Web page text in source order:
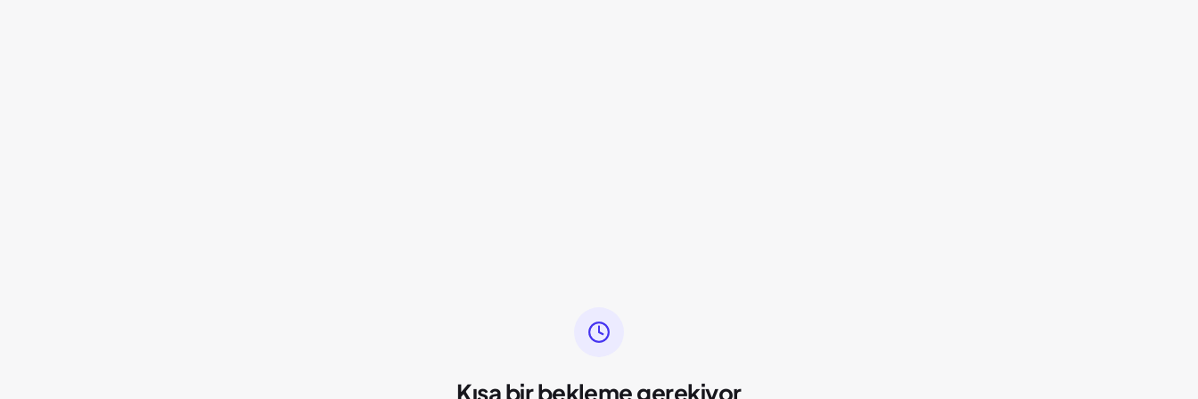
Kısa bir bekleme gerekiyor